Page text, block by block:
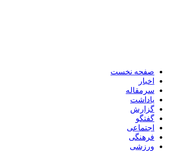
صفحه نخست
اخبار
سرمقاله
یاداشت
گزارش
گفتگو
اجتماعی
فرهنگی
ورزشی